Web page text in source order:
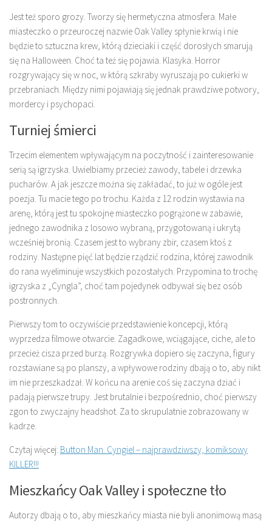
Jest też sporo grozy. Tworzy się hermetyczna atmosfera. Małe
miasteczko o przeuroczej nazwie Oak Valley spłynie krwią i nie
będzie to sztuczna krew, którą dzieciaki i część dorosłych smarują
się na Halloween. Choć ta też się pojawia. Klasyka. Horror
rozgrywający się w noc, w którą szkraby wyruszają po cukierki w
przebraniach. Między nimi pojawiają się jednak prawdziwe potwory,
mordercy i psychopaci.
Turniej śmierci
Trzecim elementem wpływającym na poczytność i zainteresowanie
serią są igrzyska. Uwielbiamy przecież zawody, tabele i drzewka
pucharów. A jak jeszcze można się zakładać, to już w ogóle jest
poezja. Tu macie tego po trochu. Każda z 12 rodzin wystawia na
arenę, którą jest tu spokojne miasteczko pogrążone w zabawie,
jednego zawodnika z losowo wybraną, przygotowaną i ukrytą
wcześniej bronią. Czasem jest to wybrany zbir, czasem ktoś z
rodziny. Następne pięć lat będzie rządzić rodzina, której zawodnik
do rana wyeliminuje wszystkich pozostałych. Przypomina to trochę
igrzyska z „Cyngla”, choć tam pojedynek odbywał się bez osób
postronnych.
Pierwszy tom to oczywiście przedstawienie koncepcji, którą
wyprzedza filmowe otwarcie. Zagadkowe, wciągające, ciche, ale to
przecież cisza przed burzą. Rozgrywka dopiero się zaczyna, figury
rozstawiane są po planszy, a wpływowe rodziny dbają o to, aby nikt
im nie przeszkadzał. W końcu na arenie coś się zaczyna dziać i
padają pierwsze trupy. Jest brutalnie i bezpośrednio, choć pierwszy
zgon to zwyczajny headshot. Za to skrupulatnie zobrazowany w
kadrze.
Czytaj więcej: Button Man. Cyngiel – najprawdziwszy, komiksowy
KILLER!!!
Mieszkańcy Oak Valley i społeczne tło
Autorzy dbają o to, aby mieszkańcy miasta nie byli anonimową masą